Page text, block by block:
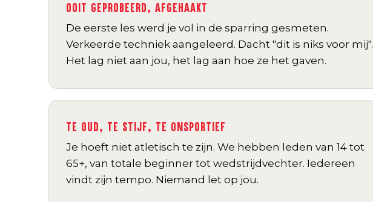
OOIT GEPROBEERD, AFGEHAAKT
De eerste les werd je vol in de sparring gesmeten.
Verkeerde techniek aangeleerd. Dacht "dit is niks voor mij".
Het lag niet aan jou, het lag aan hoe ze het gaven.
TE OUD, TE STIJF, TE ONSPORTIEF
Je hoeft niet atletisch te zijn. We hebben leden van 14 tot
65+, van totale beginner tot wedstrijdvechter. Iedereen
vindt zijn tempo. Niemand let op jou.